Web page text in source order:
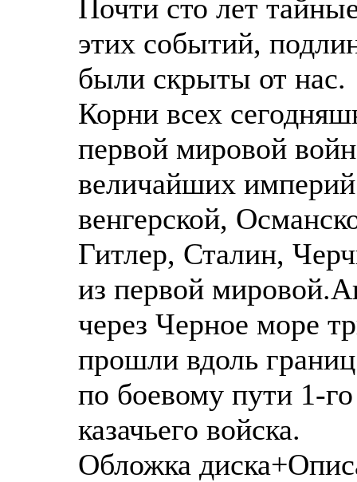
Почти сто лет
этих событий,
были скрыты от нас.
Корни всех
первой мировой
величайших
венгерской,
Гитлер, Сталин,
из первой
через Черное море
прошли вдоль
по боевому пути 1-го
казачьего войска.
Обложка